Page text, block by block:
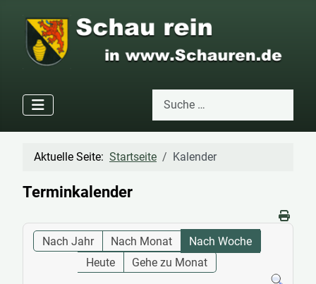
Suchen
Aktuelle Seite: Startseite Kalender
Terminkalender
Nach Jahr Nach Monat
Nach Woche
Heute
Gehe zu Monat